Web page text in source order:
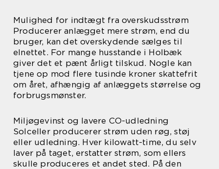
Mulighed for indtægt fra overskudsstrøm
Producerer anlægget mere strøm, end du
bruger, kan det overskydende sælges til
elnettet. For mange husstande i Holbæk
giver det et pænt årligt tilskud. Nogle kan
tjene op mod flere tusinde kroner skattefrit
om året, afhængig af anlæggets størrelse og
forbrugsmønster.
Miljøgevinst og lavere CO-udledning
Solceller producerer strøm uden røg, støj
eller udledning. Hver kilowatt-time, du selv
laver på taget, erstatter strøm, som ellers
skulle produceres et andet sted. På den